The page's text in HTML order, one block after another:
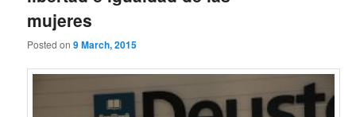
mujeres
Posted on9 March, 2015